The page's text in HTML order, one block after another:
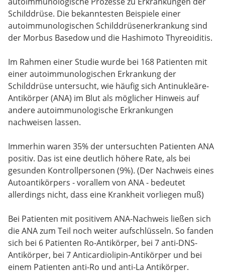
Schilddrüse. Die bekanntesten Beispiele einer
autoimmunologischen Schilddrüsenerkrankung sind
der Morbus Basedow und die Hashimoto Thyreoiditis.
Im Rahmen einer Studie wurde bei 168 Patienten mit
einer autoimmunologischen Erkrankung der
Schilddrüse untersucht, wie häufig sich Antinukleäre-
Antikörper (ANA) im Blut als möglicher Hinweis auf
andere autoimmunologische Erkrankungen
nachweisen lassen.
Immerhin waren 35% der untersuchten Patienten ANA
positiv. Das ist eine deutlich höhere Rate, als bei
gesunden Kontrollpersonen (9%). (Der Nachweis eines
Autoantikörpers - vorallem von ANA - bedeutet
allerdings nicht, dass eine Krankheit vorliegen muß)
Bei Patienten mit positivem ANA-Nachweis ließen sich
die ANA zum Teil noch weiter aufschlüsseln. So fanden
sich bei 6 Patienten Ro-Antikörper, bei 7 anti-DNS-
Antikörper, bei 7 Anticardiolipin-Antikörper und bei
einem Patienten anti-Ro und anti-La Antikörper.